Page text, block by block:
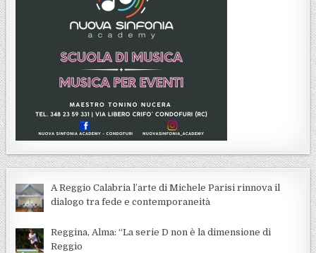
A Reggio Calabria l’arte di Michele Parisi rinnova il
dialogo tra fede e contemporaneità
Reggina, Alma: “La serie D non è la dimensione di
Reggio